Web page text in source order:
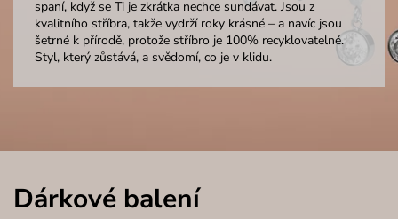
spaní, když se Ti je zkrátka nechce sundávat. Jsou z
kvalitního stříbra, takže vydrží roky krásné – a navíc jsou
šetrné k přírodě, protože stříbro je 100% recyklovatelné.
Styl, který zůstává, a svědomí, co je v klidu.
Dárkové balení